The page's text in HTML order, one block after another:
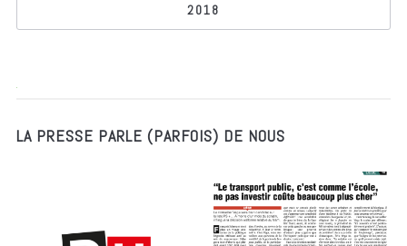
2018
LA PRESSE PARLE (PARFOIS) DE NOUS